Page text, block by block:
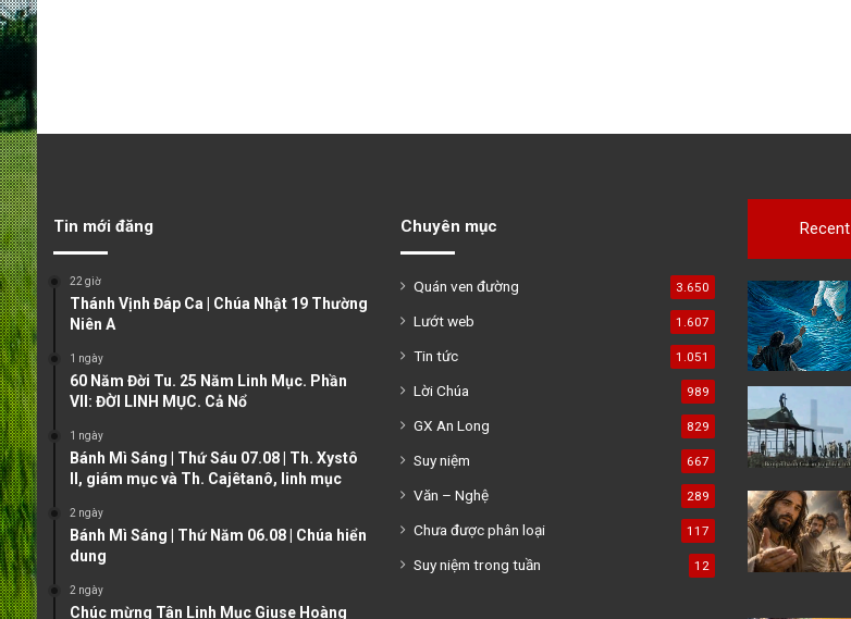
Tin mới đăng
22 giờ
Thánh Vịnh Đáp Ca | Chúa Nhật 19 Thường
Niên A
1 ngày
60 Năm Đời Tu. 25 Năm Linh Mục. Phần
VII: ĐỜI LINH MỤC. Cả Nổ
1 ngày
Bánh Mì Sáng | Thứ Sáu 07.08 | Th. Xystô
II, giám mục và Th. Cajêtanô, linh mục
2 ngày
Bánh Mì Sáng | Thứ Năm 06.08 | Chúa hiển
dung
2 ngày
Chúc mừng Tân Linh Mục Giuse Hoàng
Chuyên mục
Quán ven đường 3.650
Lướt web 1.607
Tin tức 1.051
Lời Chúa 989
GX An Long 829
Suy niệm 667
Văn – Nghệ 289
Chưa được phân loại 117
Suy niệm trong tuần 12
Recent